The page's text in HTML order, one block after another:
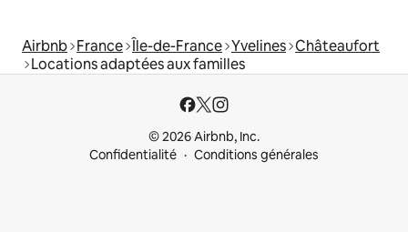
Airbnb France Île-de-France Yvelines Châteaufort
Locations adaptées aux familles
© 2026 Airbnb, Inc.
Confidentialité
Conditions générales